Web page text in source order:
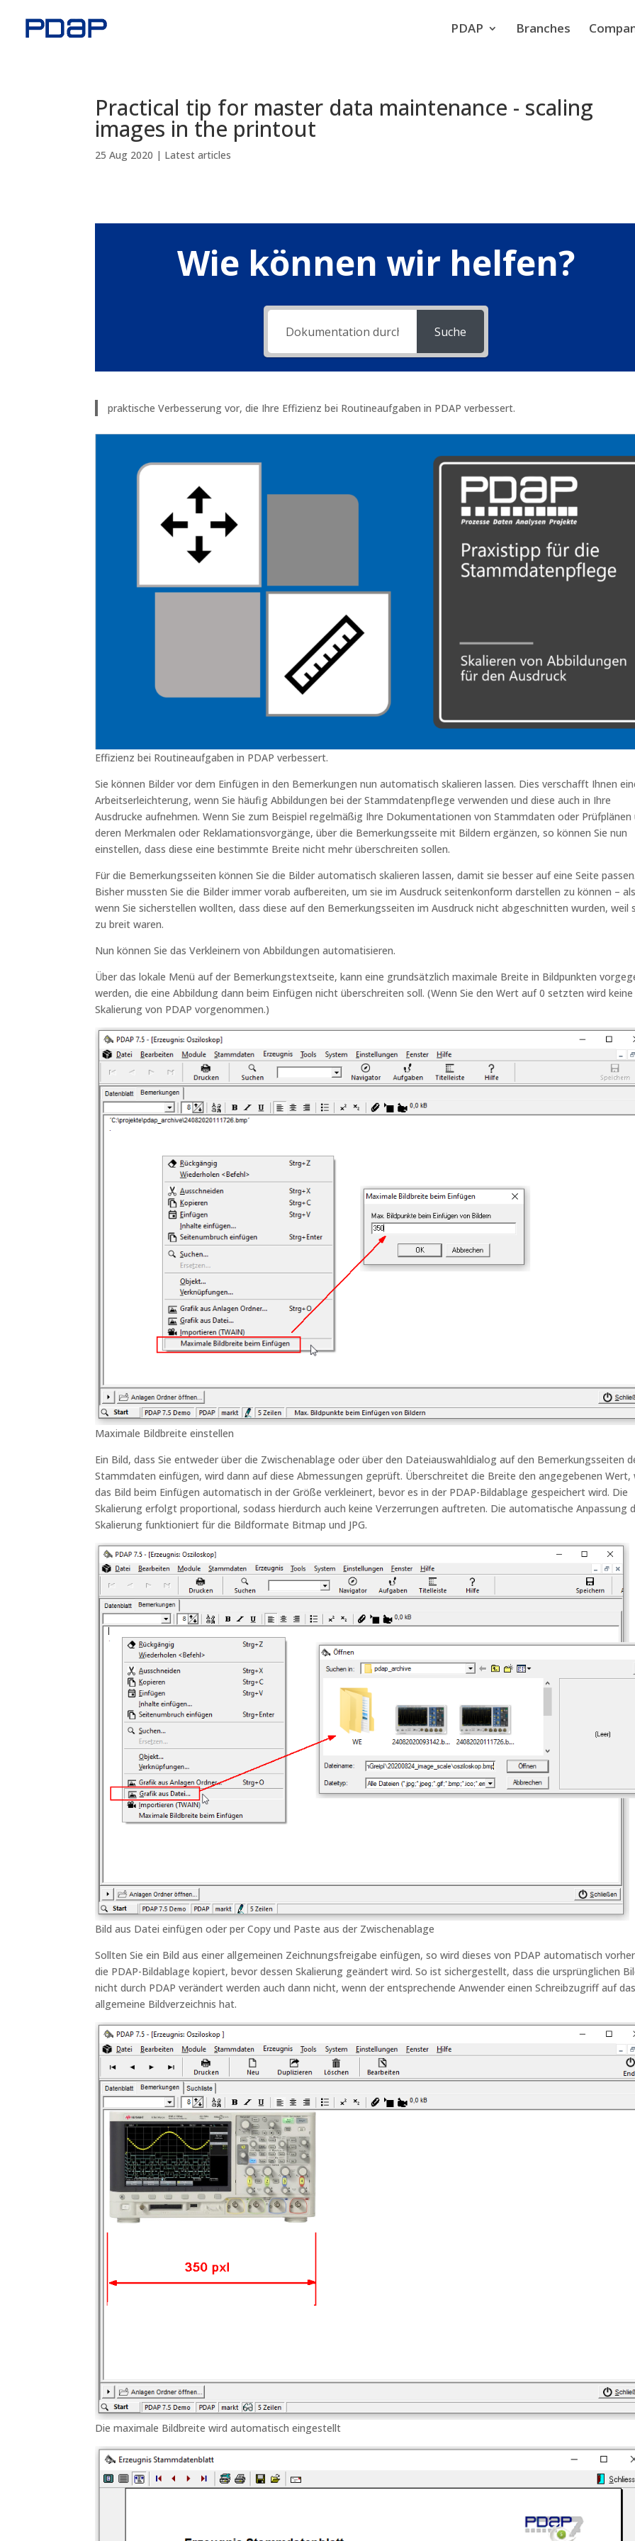
PDAP Branches
Practical tip for master data maintenance - scaling
images in the printout
25 Aug 2020 | Latest articles
Wie können wir helfen?
Suche
praktische Verbesserung vor, die Ihre Effizienz bei Routineaufgaben in PDAP verbessert.
Effizienz bei Routineaufgaben in PDAP verbessert.
Sie können Bilder vor dem Einfügen in den Bemerkungen nun automatisch skalieren lassen. Dies verschafft Ihnen
Arbeitserleichterung, wenn Sie häufig Abbildungen bei der Stammdatenpflege verwenden und diese auch in Ihre
Ausdrucke aufnehmen. Wenn Sie zum Beispiel regelmäßig Ihre Dokumentationen von Stammdaten oder Prüfplänen
deren Merkmalen oder Reklamationsvorgänge, über die Bemerkungsseite mit Bildern ergänzen, so können Sie nun
einstellen, dass diese eine bestimmte Breite nicht mehr überschreiten sollen.
Für die Bemerkungsseiten können Sie die Bilder automatisch skalieren lassen, damit sie besser auf eine Seite passen.
Bisher mussten Sie die Bilder immer vorab aufbereiten, um sie im Ausdruck seitenkonform darstellen zu können –
wenn Sie sicherstellen wollten, dass diese auf den Bemerkungsseiten im Ausdruck nicht abgeschnitten wurden, weil
zu breit waren.
Nun können Sie das Verkleinern von Abbildungen automatisieren.
Über das lokale Menü auf der Bemerkungstextseite, kann eine grundsätzlich maximale Breite in Bildpunkten
werden, die eine Abbildung dann beim Einfügen nicht überschreiten soll. (Wenn Sie den Wert auf 0 setzten wird keine
Skalierung von PDAP vorgenommen.)
Maximale Bildbreite einstellen
Ein Bild, dass Sie entweder über die Zwischenablage oder über den Dateiauswahldialog auf den Bemerkungsseiten
Stammdaten einfügen, wird dann auf diese Abmessungen geprüft. Überschreitet die Breite den angegebenen Wert,
das Bild beim Einfügen automatisch in der Größe verkleinert, bevor es in der PDAP-Bildablage gespeichert wird. Die
Skalierung erfolgt proportional, sodass hierdurch auch keine Verzerrungen auftreten. Die automatische Anpassung
Skalierung funktioniert für die Bildformate Bitmap und JPG.
Bild aus Datei einfügen oder per Copy und Paste aus der Zwischenablage
Sollten Sie ein Bild aus einer allgemeinen Zeichnungsfreigabe einfügen, so wird dieses von PDAP automatisch
die PDAP-Bildablage kopiert, bevor dessen Skalierung geändert wird. So ist sichergestellt, dass die ursprünglichen
nicht durch PDAP verändert werden auch dann nicht, wenn der entsprechende Anwender einen Schreibzugriff auf das
allgemeine Bildverzeichnis hat.
Die maximale Bildbreite wird automatisch eingestellt